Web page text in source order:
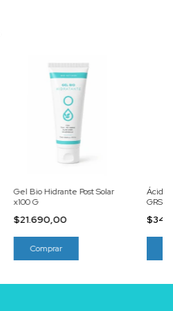
Gel Bio Hidrante Post Solar
x100 G
$21.690,00
Ácido
GRS